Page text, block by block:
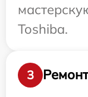
Toshiba.
3